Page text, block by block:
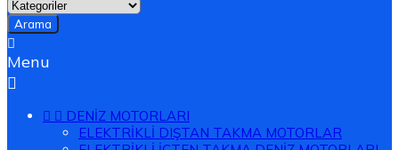
Arama

Menu

  DENİZ MOTORLARI
ELEKTRİKLİ DIŞTAN TAKMA MOTORLAR